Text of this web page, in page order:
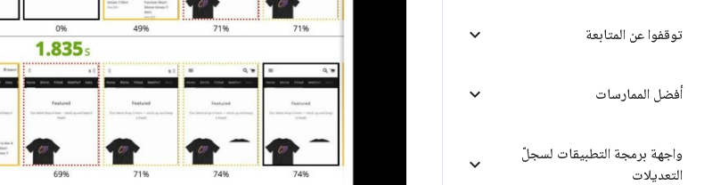
توقفوا عن المتابعة
أفضل الممارسات
واجهة برمجة التطبيقات لسجلّ
التعديلات